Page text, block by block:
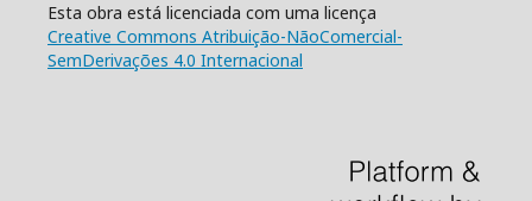
Esta obra está licenciada com uma licença
Creative Commons Atribuição-NãoComercial-
SemDerivações 4.0 Internacional